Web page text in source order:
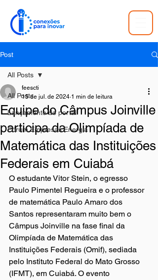
Post
All Posts
Lançamento do portal
Fórum Empresas Energia
All Posts
Equipe do Câmpus Joinville
participa da Olimpíada de
Matemática das Instituições
Federais em Cuiabá
feescti
15 de jul. de 2024 1 min de leitura
O estudante Vitor Stein, o egresso
Paulo Pimentel Regueira e o professor
de matemática Paulo Amaro dos
Santos representaram muito bem o
Câmpus Joinville na fase final da
Olimpíada de Matemática das
Instituições Federais (Omif), sediada
pelo Instituto Federal do Mato Grosso
(IFMT), em Cuiabá. O evento